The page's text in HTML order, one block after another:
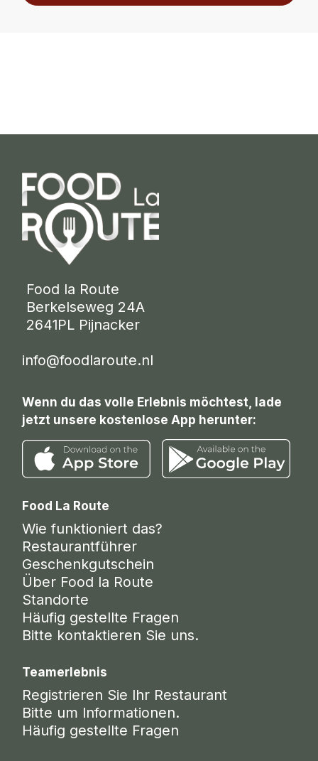
Food la Route
Berkelseweg 24A
2641PL Pijnacker
info@foodlaroute.nl
Wenn du das volle Erlebnis möchtest, lade
jetzt unsere kostenlose App herunter:
Food La Route
Wie funktioniert das?
Restaurantführer
Geschenkgutschein
Über Food la Route
Standorte
Häufig gestellte Fragen
Bitte kontaktieren Sie uns.
Teamerlebnis
Registrieren Sie Ihr Restaurant
Bitte um Informationen.
Häufig gestellte Fragen